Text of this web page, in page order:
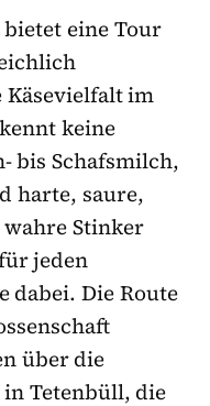
eine Tour
im
keine
bis Schafsmilch,
harte, saure,
wahre Stinker
jeden
dabei. Die Route
über die
in Tetenbüll, die